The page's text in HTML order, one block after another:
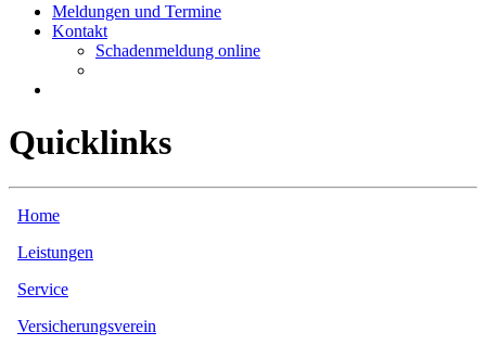
Meldungen und Termine
Kontakt
Schadenmeldung online
Quicklinks
Home
Leistungen
Service
Versicherungsverein